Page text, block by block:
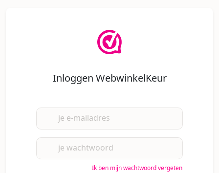
Inloggen WebwinkelKeur
je e-mailadres
je wachtwoord
Ik ben mijn wachtwoord vergeten